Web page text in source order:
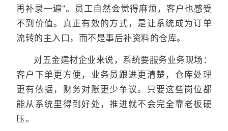
再补录一遍”。员工自然会觉得麻烦，客户也感受
不到价值。真正有效的方式，是让系统成为订单
流转的主入口，而不是事后补资料的仓库。
对五金建材企业来说，系统要服务业务现场：
客户下单更方便，业务员跟进更清楚，仓库处理
更有依据，财务对账更少争议。只要这些岗位都
能从系统里得到好处，推进就不会完全靠老板硬
压。